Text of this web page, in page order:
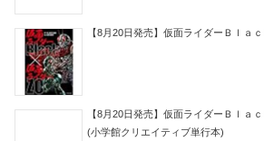
【8月20日発売】仮面ライダーＢｌ
【8月20日発売】仮面ライダーＢｌ
(小学館クリエイティブ単行本)